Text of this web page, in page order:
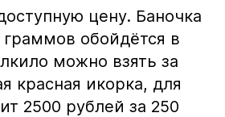
цену. Баночка
граммов обойдётся в
можно взять за
красная икорка, для
2500 рублей за 250